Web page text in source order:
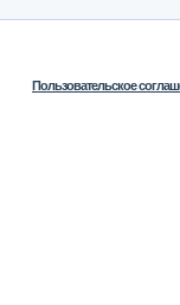
Пользовательское